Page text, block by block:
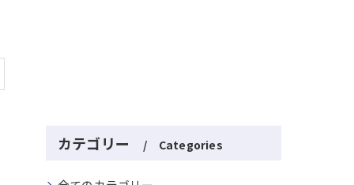
カテゴリー Categories